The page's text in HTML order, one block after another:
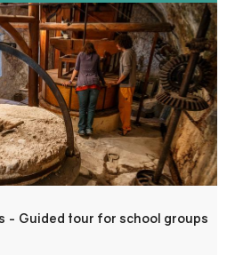
discover with your students
cycles of wheat and olives,
of human activities in this
- Guided tour for school groups